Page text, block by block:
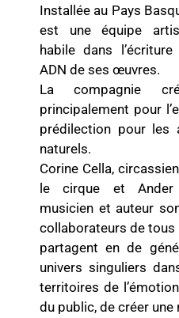
Installée au Pays
est une équipe
habile dans
ADN de ses œuvres.
La compagnie
principalement pour
prédilection pour les
naturels.
Corine Cella,
le cirque et Ander
musicien et auteur
collaborateurs de
partagent en de
univers singuliers
territoires de
du public, de créer